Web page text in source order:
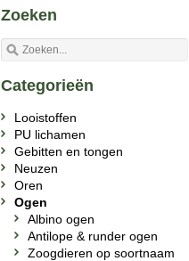
Zoeken
Categorieën
Looistoffen
PU lichamen
Gebitten en tongen
Neuzen
Oren
Ogen
Albino ogen
Antilope & runder ogen
Zoogdieren op soortnaam